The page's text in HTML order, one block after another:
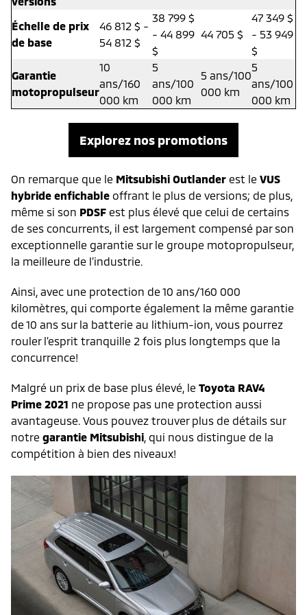
Échelle de prix
de base
46 812 $ -
54 812 $
38 799 $
- 44 899
$
44 705 $
47 349 $
- 53 949
$
Garantie
motopropulseur
10
ans/160
000 km
5
ans/100
000 km
5 ans/100
000 km
5
ans/100
000 km
Explorez nos promotions
On remarque que le Mitsubishi Outlander est le VUS
hybride enfichable offrant le plus de versions; de plus,
même si son PDSF est plus élevé que celui de certains
de ses concurrents, il est largement compensé par son
exceptionnelle garantie sur le groupe motopropulseur,
la meilleure de l’industrie.
Ainsi, avec une protection de 10 ans/160 000
kilomètres, qui comporte également la même garantie
de 10 ans sur la batterie au lithium-ion, vous pourrez
rouler l’esprit tranquille 2 fois plus longtemps que la
concurrence!
Malgré un prix de base plus élevé, le Toyota RAV4
Prime 2021 ne propose pas une protection aussi
avantageuse. Vous pouvez trouver plus de détails sur
notre garantie Mitsubishi, qui nous distingue de la
compétition à bien des niveaux!